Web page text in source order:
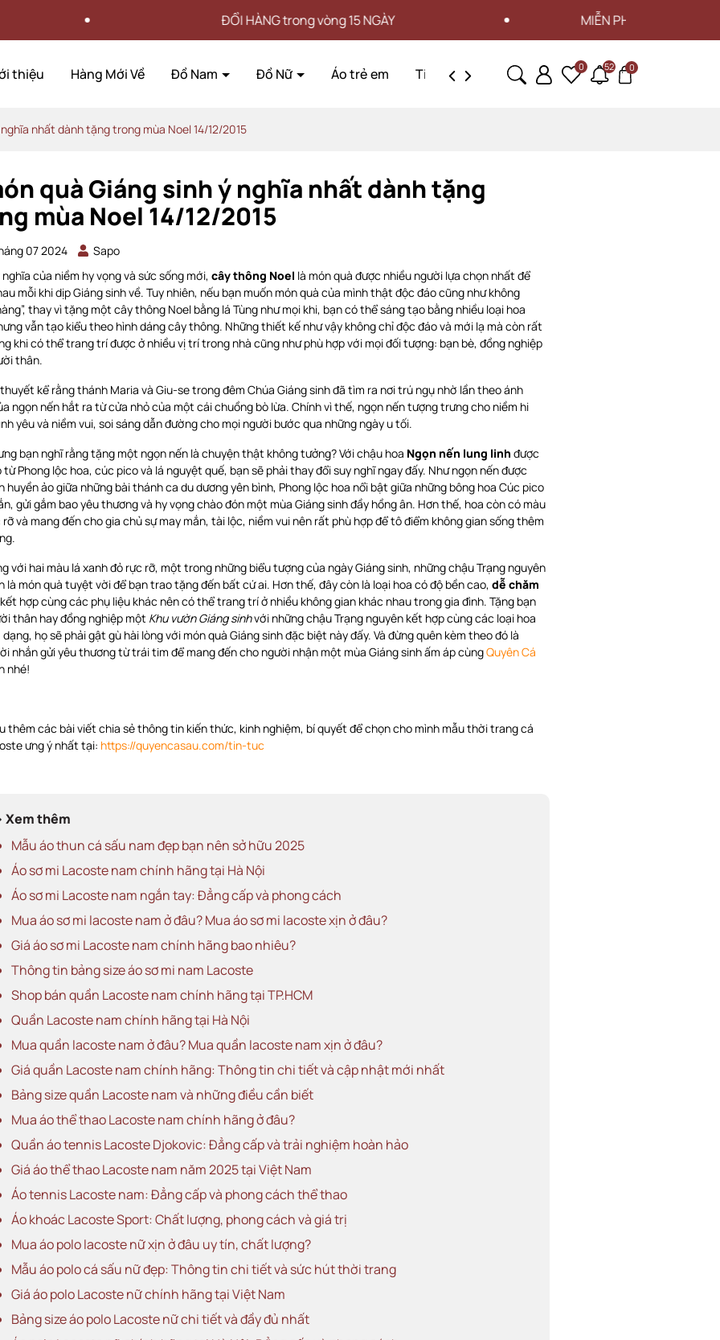
ĐỔI HÀNG trong vòng 15 NGÀY MIỄN PHÍ VẬN CHUYỂN CHO ĐƠN HÀNG TỪ
thiệu Hàng Mới Về Đồ Nam Đồ Nữ Áo trẻ em Tin tức Liên hệ 0 52 0
nhất dành tặng trong mùa Noel 14/12/2015
quà Giáng sinh ý nghĩa nhất dành tặng
mùa Noel 14/12/2015
07 2024
Sapo
của niềm hy vọng và sức sống mới, cây thông Noel là món quà được nhiều người lựa chọn nhất để
mỗi khi dịp Giáng sinh về. Tuy nhiên, nếu bạn muốn món quà của mình thật độc đáo cũng như không
thay vì tặng một cây thông Noel bằng lá Tùng như mọi khi, bạn có thể sáng tạo bằng nhiều loại hoa
vẫn tạo kiểu theo hình dáng cây thông. Những thiết kế như vậy không chỉ độc đáo và mới lạ mà còn rất
khi có thể trang trí được ở nhiều vị trí trong nhà cũng như phù hợp với mọi đối tượng: bạn bè, đồng nghiệp
thân.
kể rằng thánh Maria và Giu-se trong đêm Chúa Giáng sinh đã tìm ra nơi trú ngụ nhờ lần theo ánh
ngọn nến hắt ra từ cửa nhỏ của một cái chuồng bò lừa. Chính vì thế, ngọn nến tượng trưng cho niềm hi
yêu và niềm vui, soi sáng dẫn đường cho mọi người bước qua những ngày u tối.
bạn nghĩ rằng tặng một ngọn nến là chuyện thật không tưởng? Với chậu hoa Ngọn nến lung linh được
Phong lộc hoa, cúc pico và lá nguyệt quế, bạn sẽ phải thay đổi suy nghĩ ngay đấy. Như ngọn nến được
huyền ảo giữa những bài thánh ca du dương yên bình, Phong lộc hoa nổi bật giữa những bông hoa Cúc pico
gửi gắm bao yêu thương và hy vọng chào đón một mùa Giáng sinh đầy hồng ân. Hơn thế, hoa còn có màu
và mang đến cho gia chủ sự may mắn, tài lộc, niềm vui nên rất phù hợp để tô điểm không gian sống thêm
với hai màu lá xanh đỏ rực rỡ, một trong những biểu tượng của ngày Giáng sinh, những chậu Trạng nguyên
là món quà tuyệt vời để bạn trao tặng đến bất cứ ai. Hơn thế, đây còn là loại hoa có độ bền cao, dễ chăm
hợp cùng các phụ liệu khác nên có thể trang trí ở nhiều không gian khác nhau trong gia đình. Tặng bạn
thân hay đồng nghiệp một Khu vườn Giáng sinhvới những chậu Trạng nguyên kết hợp cùng các loại hoa
họ sẽ phải gật gù hài lòng với món quà Giáng sinh đặc biệt này đấy. Và đừng quên kèm theo đó là
nhắn gửi yêu thương từ trái tim để mang đến cho người nhận một mùa Giáng sinh ấm áp cùngQuyên Cá
nhé!
thêm các bài viết chia sẻ thông tin kiến thức, kinh nghiệm, bí quyết để chọn cho mình mẫu thời trang cá
ưng ý nhất tại: https://quyencasau.com/tin-tuc
Xem thêm
Mẫu áo thun cá sấu nam đẹp bạn nên sở hữu 2025
Áo sơ mi Lacoste nam chính hãng tại Hà Nội
Áo sơ mi Lacoste nam ngắn tay: Đẳng cấp và phong cách
Mua áo sơ mi lacoste nam ở đâu? Mua áo sơ mi lacoste xịn ở đâu?
Giá áo sơ mi Lacoste nam chính hãng bao nhiêu?
Thông tin bảng size áo sơ mi nam Lacoste
Shop bán quần Lacoste nam chính hãng tại TP.HCM
Quần Lacoste nam chính hãng tại Hà Nội
Mua quần lacoste nam ở đâu? Mua quần lacoste nam xịn ở đâu?
Giá quần Lacoste nam chính hãng: Thông tin chi tiết và cập nhật mới nhất
Bảng size quần Lacoste nam và những điều cần biết
Mua áo thể thao Lacoste nam chính hãng ở đâu?
Quần áo tennis Lacoste Djokovic: Đẳng cấp và trải nghiệm hoàn hảo
Giá áo thể thao Lacoste nam năm 2025 tại Việt Nam
Áo tennis Lacoste nam: Đẳng cấp và phong cách thể thao
Áo khoác Lacoste Sport: Chất lượng, phong cách và giá trị
Mua áo polo lacoste nữ xịn ở đâu uy tín, chất lượng?
Mẫu áo polo cá sấu nữ đẹp: Thông tin chi tiết và sức hút thời trang
Giá áo polo Lacoste nữ chính hãng tại Việt Nam
Bảng size áo polo Lacoste nữ chi tiết và đầy đủ nhất